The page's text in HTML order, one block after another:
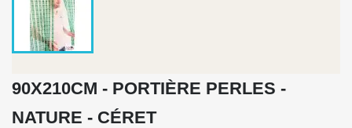
90X210CM - PORTIÈRE PERLES -
NATURE - CÉRET